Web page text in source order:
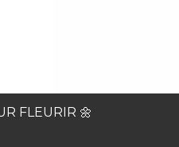
FLEURIR 🌼